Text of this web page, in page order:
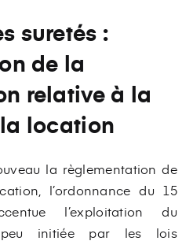
suretés :
de la
relative à la
location
la règlementation de
l’ordonnance du 15
l’exploitation du
peu initiée par les lois